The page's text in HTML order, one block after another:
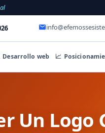
Desarrollo web 📈
Un Logo